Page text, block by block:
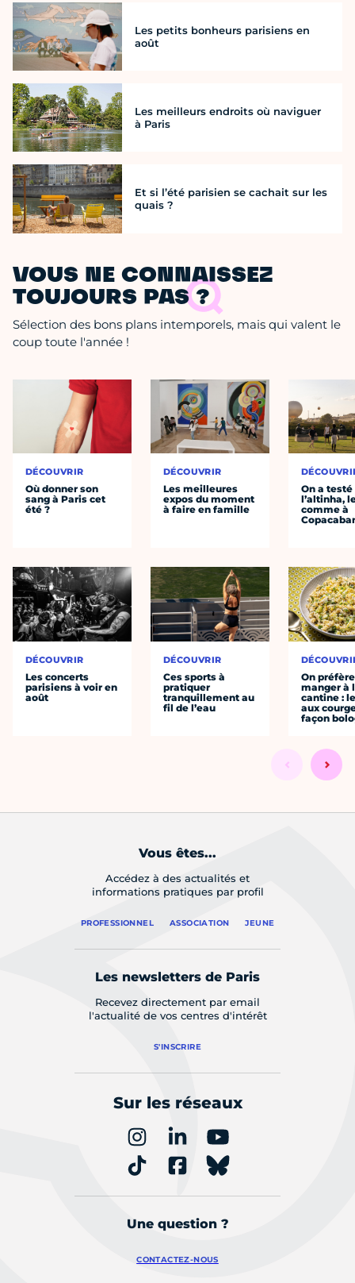
Les petits bonheurs parisiens en
août
Les meilleurs endroits où naviguer
à Paris
Et si l’été parisien se cachait sur les
quais ?
VOUS NE CONNAISSEZ
TOUJOURS PAS ?
Sélection des bons plans intemporels, mais qui valent le
coup toute l'année !
DÉCOUVRIR
Où donner son
sang à Paris cet
été ?
DÉCOUVRIR
Les concerts
parisiens à voir en
août
DÉCOUVRIR
Les meilleures
expos du moment
à faire en famille
DÉCOUVRIR
Ces sports à
pratiquer
tranquillement au
fil de l’eau
On a testé
l’altinha,
comme à
On préfère
manger à
cantine :
aux
façon
Vous êtes...
Accédez à des actualités et
informations pratiques par profil
PROFESSIONNEL ASSOCIATION JEUNE
Les newsletters de Paris
Recevez directement par email
l'actualité de vos centres d'intérêt
S'INSCRIRE
Sur les réseaux
Une question ?
CONTACTEZ-NOUS